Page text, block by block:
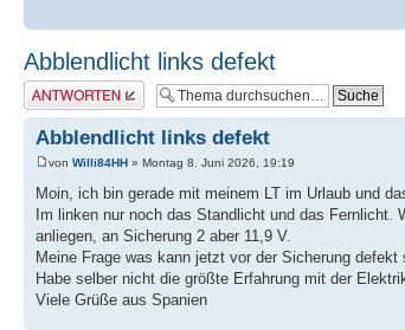
Abblendlicht links defekt
Antwort erstellen
Abblendlicht links defekt
von Willi84HH » Montag 8. Juni 2026, 19:19
Moin, ich bin gerade mit meinem LT im Urlaub und
Im linken nur noch das Standlicht und das
anliegen, an Sicherung 2 aber 11,9 V.
Meine Frage was kann jetzt vor der Sicherung
Habe selber nicht die größte Erfahrung mit der
Viele Grüße aus Spanien